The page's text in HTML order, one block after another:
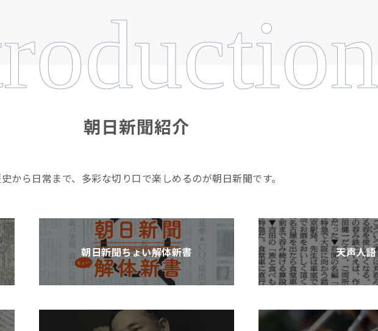
朝日新聞紹介
から日常まで、多彩な切り口で楽しめるのが朝日新聞です。
朝日新聞ちょい解体新書 天声人語